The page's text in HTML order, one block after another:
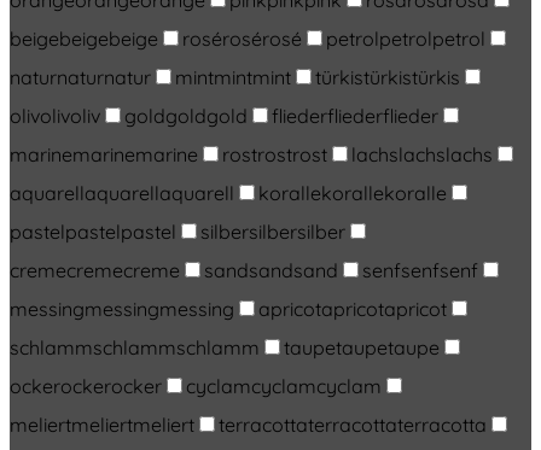
beigebeigebeige rosérosérosé petrolpetrolpetrol
naturnaturnatur mintmintmint türkistürkistürkis
olivolivoliv goldgoldgold fliederfliederflieder
marinemarinemarine rostrostrost lachslachslachs
aquarellaquarellaquarell korallekorallekoralle
pastelpastelpastel silbersilbersilber
cremecremecreme sandsandsand senfsenfsenf
messingmessingmessing apricotapricotapricot
schlammschlammschlamm taupetaupetaupe
ockerockerocker cyclamcyclamcyclam
meliertmeliertmeliert terracottaterracottaterracotta